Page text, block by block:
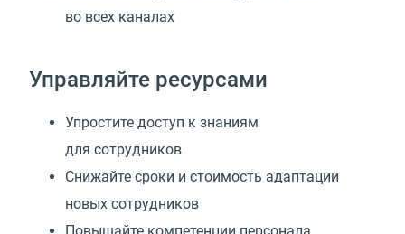
во всех каналах
Управляйте ресурсами
Упростите доступ к знаниям
для сотрудников
Снижайте сроки и стоимость адаптации
новых сотрудников